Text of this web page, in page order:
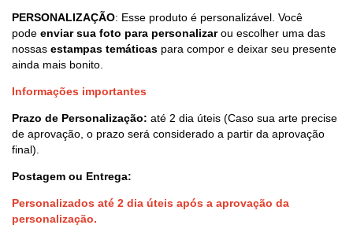
PERSONALIZAÇÃO: Esse produto é personalizável. Você
pode enviar sua foto para personalizarou escolher uma das
nossas estampas temáticas para compor e deixar seu presente
ainda mais bonito.
Informações importantes
Prazo de Personalização: até 2 dia úteis (Caso sua arte precise
de aprovação, o prazo será considerado a partir da aprovação
final).
Postagem ou Entrega:
Personalizados até 2 dia úteis após a aprovação da
personalização.